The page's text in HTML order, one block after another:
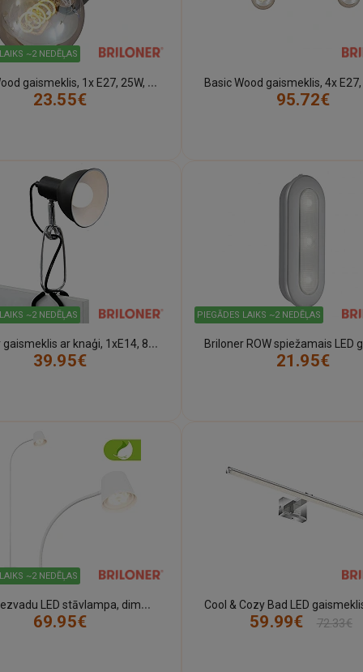
~2 NEDĒĻAS
B
asic Wood gaismeklis, 1x E27, 25W, 2900-011
23.55€
95.72€
~2 NEDĒĻAS
B
riloner gaismeklis ar knaģi, 1xE14, 8W, 230V, 2790-01xP
39.95€
PIEGĀDES LAIKS ~2 NEDĒĻAS
21.95€
~2 NEDĒĻAS
C
IELO bezvadu LED stāvlampa, dimmējama, USB-C, balta
69.95€
59.99€
72.33€